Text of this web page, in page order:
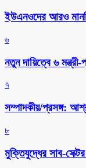
ইউএনওদের আরও
৬
নতুন দায়িত্বে ৬ মন্ত্রী-
৭
সম্পাদকীয়/প্রসঙ্গ:
৮
মুক্তিযুদ্ধের সাব-সেক্টর